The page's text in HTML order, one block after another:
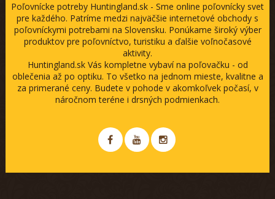
Poľovnícke potreby Huntingland.sk - Sme online poľovnícky svet
pre každého. Patríme medzi najväčšie internetové obchody s
poľovníckymi potrebami na Slovensku. Ponúkame široký výber
produktov pre poľovníctvo, turistiku a ďalšie voľnočasové
aktivity.
Huntingland.sk Vás kompletne vybaví na poľovačku - od
oblečenia až po optiku. To všetko na jednom mieste, kvalitne a
za primerané ceny. Budete v pohode v akomkoľvek počasí, v
náročnom teréne i drsných podmienkach.